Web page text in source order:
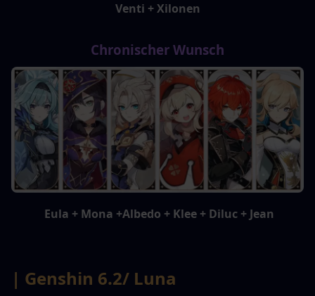
Venti + Xilonen
Chronischer Wunsch
Eula + Mona +Albedo + Klee + Diluc + Jean
| Genshin 6.2/ Luna